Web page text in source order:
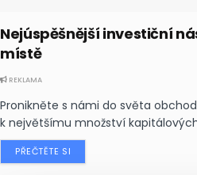
Nejúspěšnější investiční
místě
REKLAMA
Pronikněte s námi do světa
k největšímu množství
PŘEČTĚTE SI